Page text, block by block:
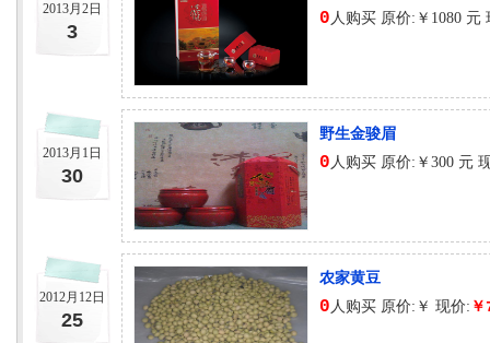
2013月2日
3
0 人购买 原价:￥1080 元
2013月1日
30
野生金骏眉
0 人购买 原价:￥300 元
2012月12日
25
农家黄豆
0 人购买 原价:￥ 现价: